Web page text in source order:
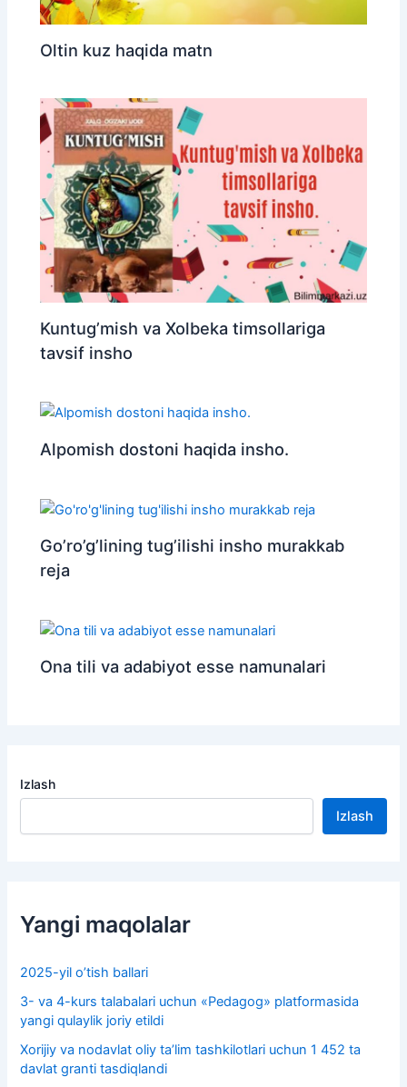
Oltin kuz haqida matn
Kuntug’mish va Xolbeka timsollariga
tavsif insho
Alpomish dostoni haqida insho.
Go’ro’g’lining tug’ilishi insho murakkab
reja
Ona tili va adabiyot esse namunalari
Izlash
Izlash
Yangi maqolalar
2025-yil o’tish ballari
3- va 4-kurs talabalari uchun «Pedagog» platformasida
yangi qulaylik joriy etildi
Xorijiy va nodavlat oliy taʼlim tashkilotlari uchun 1 452 ta
davlat granti tasdiqlandi